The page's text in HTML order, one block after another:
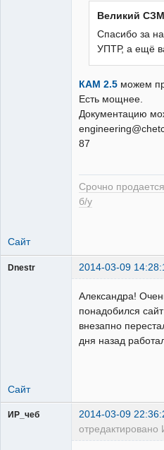
Великий
Спасибо за
УПТР, а ещё
КАМ 2.5 можем
Есть мощнее.
Документацию
87
Срочно продается
б/у
Сайт
Dnestr 2014-03-09
Александра!
понадобился
внезапно
дня назад
Сайт
ИР_чеб 2014-03-09
отредактировано